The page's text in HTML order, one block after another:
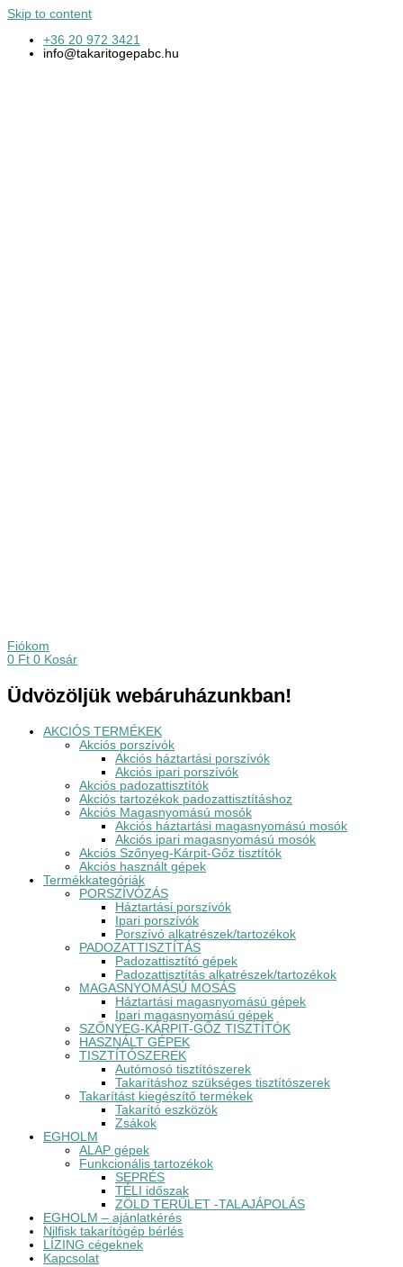
Skip to content
+36 20 972 3421
info@takaritogepabc.hu
Fiókom
0 Ft 0 Kosár
Üdvözöljük webáruházunkban!
AKCIÓS TERMÉKEK
Akciós porszívók
Akciós háztartási porszívók
Akciós ipari porszívók
Akciós padozattisztítók
Akciós tartozékok padozattisztításhoz
Akciós Magasnyomású mosók
Akciós háztartási magasnyomású mosók
Akciós ipari magasnyomású mosók
Akciós Szőnyeg-Kárpit-Gőz tisztítók
Akciós használt gépek
Termékkategóriák
PORSZÍVÓZÁS
Háztartási porszívók
Ipari porszívók
Porszívó alkatrészek/tartozékok
PADOZATTISZTÍTÁS
Padozattisztító gépek
Padozattisztítás alkatrészek/tartozékok
MAGASNYOMÁSÚ MOSÁS
Háztartási magasnyomású gépek
Ipari magasnyomású gépek
SZŐNYEG-KÁRPIT-GŐZ TISZTÍTÓK
HASZNÁLT GÉPEK
TISZTÍTÓSZEREK
Autómosó tisztítószerek
Takarításhoz szükséges tisztítószerek
Takarítást kiegészítő termékek
Takarító eszközök
Zsákok
EGHOLM
ALAP gépek
Funkcionális tartozékok
SEPRÉS
TÉLI időszak
ZÖLD TERÜLET -TALAJÁPOLÁS
EGHOLM – ajánlatkérés
Nilfisk takarítógép bérlés
LÍZING cégeknek
Kapcsolat